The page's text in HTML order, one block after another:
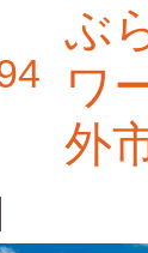
ぶ
ワ
外